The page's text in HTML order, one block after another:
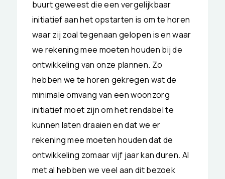
buurt geweest die een vergelijkbaar
initiatief aan het opstarten is om te horen
waar zij zoal tegenaan gelopen is en waar
we rekening mee moeten houden bij de
ontwikkeling van onze plannen. Zo
hebben we te horen gekregen wat de
minimale omvang van een woonzorg
initiatief moet zijn om het rendabel te
kunnen laten draaien en dat we er
rekening mee moeten houden dat de
ontwikkeling zomaar vijf jaar kan duren. Al
met al hebben we veel aan dit bezoek